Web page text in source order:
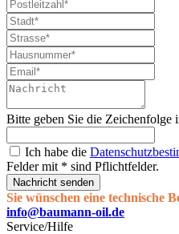
Bitte geben Sie die Zeichenfolge
Ich habe die
Felder mit * sind Pflichtfelder.
Nachricht senden
Sie wünschen eine technische
info@baumann-oil.de
Service/Hilfe